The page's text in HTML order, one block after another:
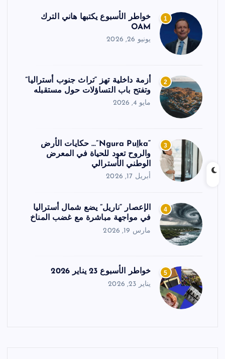
1
خواطر الأسبوع يكتبها هاني الترك
OAM
يونيو 26, 2026
2
أزمة داخلية تهز “تراث جنوب أستراليا”
وتفتح باب التساؤلات حول مستقبله
مايو 4, 2026
3
“Ngura Puḻka”… حكايات الأرض
والروح تعود للحياة في المعرض
الوطني الأسترالي
أبريل 17, 2026
4
الإعصار “ناريل” يضع شمال أستراليا
في مواجهة مباشرة مع غضب المناخ
مارس 19, 2026
5 خواطر الأسبوع 23 يناير 2026
يناير 23, 2026